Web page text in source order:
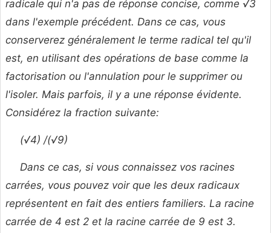
radicale qui n'a pas de réponse concise, comme √3
dans l'exemple précédent. Dans ce cas, vous
conserverez généralement le terme radical tel qu'il
est, en utilisant des opérations de base comme la
factorisation ou l'annulation pour le supprimer ou
l'isoler. Mais parfois, il y a une réponse évidente.
Considérez la fraction suivante:
(√4) /(√9)
Dans ce cas, si vous connaissez vos racines
carrées, vous pouvez voir que les deux radicaux
représentent en fait des entiers familiers. La racine
carrée de 4 est 2 et la racine carrée de 9 est 3.